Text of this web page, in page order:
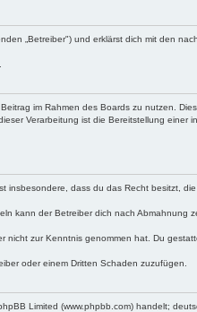
„Betreiber") und erklärst dich mit den
im Rahmen des Boards zu nutzen.
Verarbeitung ist die Bereitstellung einer
dass du das Recht besitzt,
kann der Betreiber dich nach Abmahnung
zur Kenntnis genommen hat. Du
oder einem Dritten Schaden zuzufügen.
Limited (www.phpbb.com) handelt;